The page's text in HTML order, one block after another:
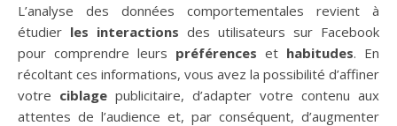
L’analyse des données comportementales revient à
étudier les interactions des utilisateurs sur Facebook
pour comprendre leurs préférences et habitudes. En
récoltant ces informations, vous avez la possibilité d’affiner
votre ciblage publicitaire, d’adapter votre contenu aux
attentes de l’audience et, par conséquent, d’augmenter